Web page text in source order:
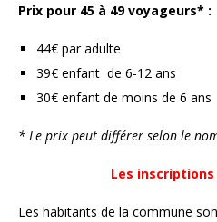
Prix pour 45 à 49 voyageurs* :
44€ par adulte
39€ enfant de 6-12 ans
30€ enfant de moins de 6 ans
* Le prix peut différer selon le
Les
Les habitants de la commune